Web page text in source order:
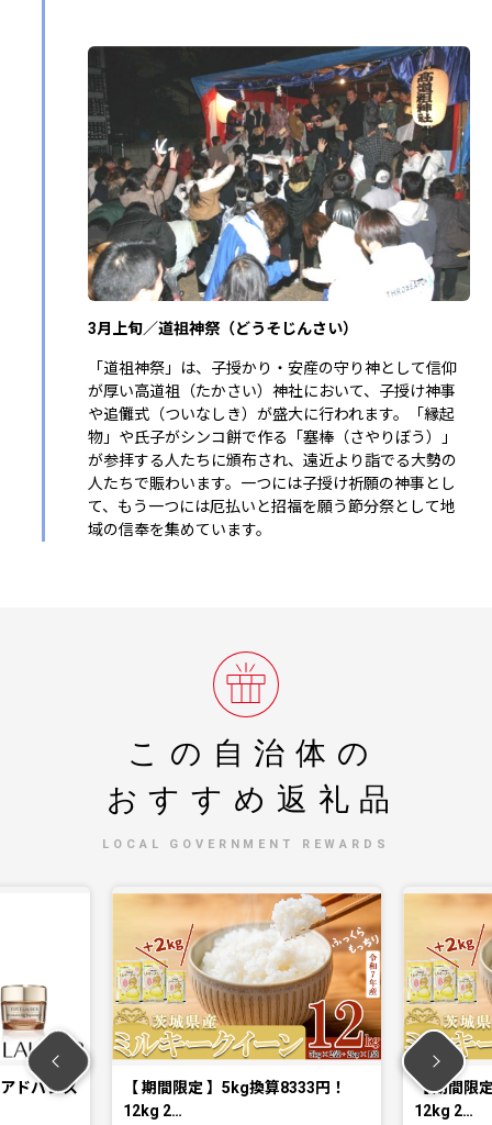
3月上旬／道祖神祭（どうそじんさい）
「道祖神祭」は、子授かり・安産の守り神として信仰
が厚い高道祖（たかさい）神社において、子授け神事
や追儺式（ついなしき）が盛大に行われます。「縁起
物」や氏子がシンコ餅で作る「塞棒（さやりぼう）」
が参拝する人たちに頒布され、遠近より詣でる大勢の
人たちで賑わいます。一つには子授け祈願の神事とし
て、もう一つには厄払いと招福を願う節分祭として地
域の信奉を集めています。
この自治体の
おすすめ返礼品
LOCAL GOVERNMENT REWARDS
ドバンス
【 期間限定 】5kg換算8333円！
12kg 2…
【 期間限
12kg 2…